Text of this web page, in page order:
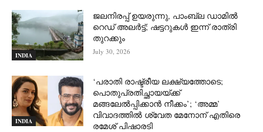
INDIA
ജലനിരപ്പ് ഉയരുന്നു, പാംബ്ല ഡാമിൽ
റെഡ് അലർട്ട്; ഷട്ടറുകൾ ഇന്ന് രാത്രി
തുറക്കും
July 30, 2026
INDIA
‘പരാതി രാഷ്ട്രീയ ലക്ഷ്യത്തോടെ;
പൊതുപ്രതിച്ഛായയ്ക്ക്
മങ്ങലേല്‍പ്പിക്കാന്‍ നീക്കം’; ‘അമ്മ’
വിവാദത്തില്‍ ശ്വേത മേനോന് എതിരെ
രമേശ് പിഷാരടി